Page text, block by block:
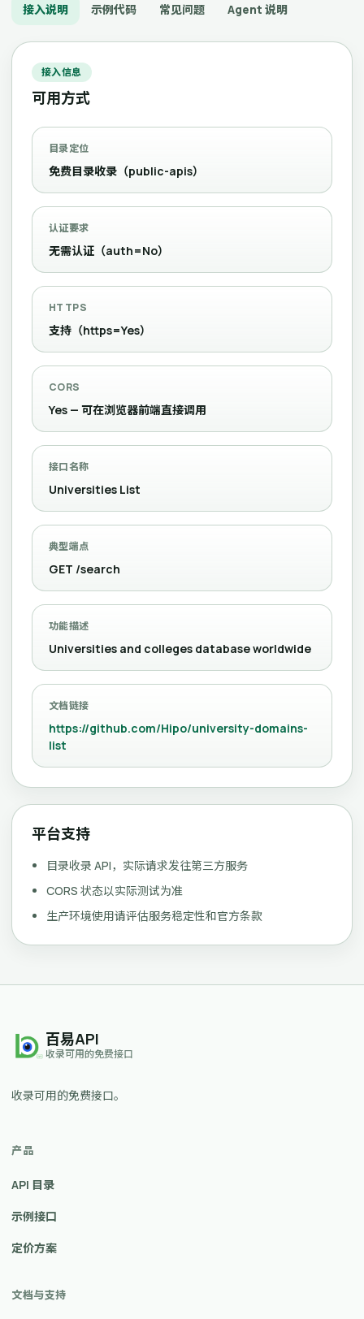
接入说明 示例代码 常见问题 Agent 说明
接入信息
可用方式
目录定位
免费目录收录（public-apis）
认证要求
无需认证（auth=No）
HTTPS
支持（https=Yes）
CORS
Yes — 可在浏览器前端直接调用
接口名称
Universities List
典型端点
GET /search
功能描述
Universities and colleges database worldwide
文档链接
https://github.com/Hipo/university-domains-
list
平台支持
目录收录 API，实际请求发往第三方服务
CORS 状态以实际测试为准
生产环境使用请评估服务稳定性和官方条款
百易API
收录可用的免费接口
收录可用的免费接口。
产品
API 目录
示例接口
定价方案
文档与支持